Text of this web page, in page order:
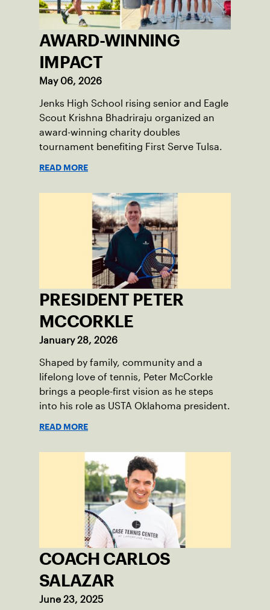
AWARD-WINNING
IMPACT
May 06, 2026
Jenks High School rising senior and Eagle
Scout Krishna Bhadriraju organized an
award-winning charity doubles
tournament benefiting First Serve Tulsa.
READ MORE
PRESIDENT PETER
MCCORKLE
January 28, 2026
Shaped by family, community and a
lifelong love of tennis, Peter McCorkle
brings a people-first vision as he steps
into his role as USTA Oklahoma president.
READ MORE
COACH CARLOS
SALAZAR
June 23, 2025